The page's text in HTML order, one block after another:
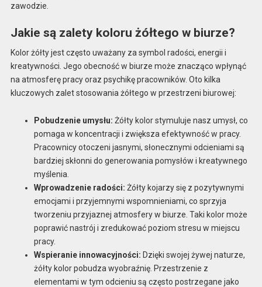
zawodzie.
Jakie są zalety koloru żółtego w biurze?
Kolor żółty jest często uważany za symbol radości, energii i
kreatywności. Jego obecność w biurze może znacząco wpłynąć
na atmosferę pracy oraz psychikę pracowników. Oto kilka
kluczowych zalet stosowania żółtego w przestrzeni biurowej:
Pobudzenie umysłu: Żółty kolor stymuluje nasz umysł, co
pomaga w koncentracji i zwiększa efektywność w pracy.
Pracownicy otoczeni jasnymi, słonecznymi odcieniami są
bardziej skłonni do generowania pomysłów i kreatywnego
myślenia.
Wprowadzenie radości: Żółty kojarzy się z pozytywnymi
emocjami i przyjemnymi wspomnieniami, co sprzyja
tworzeniu przyjaznej atmosfery w biurze. Taki kolor może
poprawić nastrój i zredukować poziom stresu w miejscu
pracy.
Wspieranie innowacyjności: Dzięki swojej żywej naturze,
żółty kolor pobudza wyobraźnię. Przestrzenie z
elementami w tym odcieniu są często postrzegane jako